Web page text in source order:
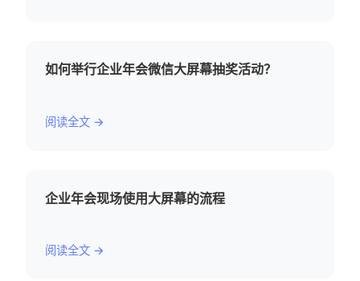
如何举行企业年会微信大屏幕抽奖活动？
阅读全文 →
企业年会现场使用大屏幕的流程
阅读全文 →